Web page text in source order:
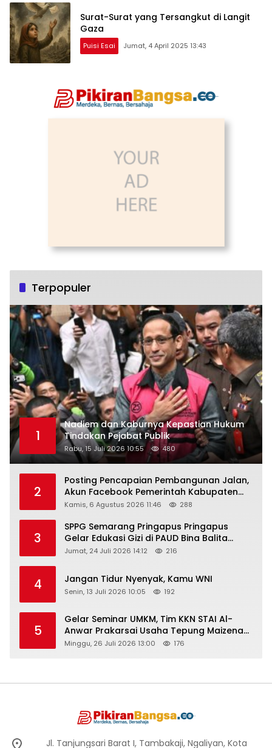
Surat-Surat yang Tersangkut di Langit
Gaza
Puisi Esai Jumat, 4 April 2025 13:43
Terpopuler
1
Nadiem dan Kaburnya Kepastian Hukum
Tindakan Pejabat Publik
Rabu, 15 Juli 2026 10:55 480
2
Posting Pencapaian Pembangunan Jalan,
Akun Facebook Pemerintah Kabupaten
Rembang “Dirujak” Warganet
Kamis, 6 Agustus 2026 11:46 288
3
SPPG Semarang Pringapus Pringapus
Gelar Edukasi Gizi di PAUD Bina Balita
Peringati Hari Anak Nasional 2026
Jumat, 24 Juli 2026 14:12 216
4 Jangan Tidur Nyenyak, Kamu WNI
Senin, 13 Juli 2026 10:05 192
5
Gelar Seminar UMKM, Tim KKN STAI Al-
Anwar Prakarsai Usaha Tepung Maizena
di Logung
Minggu, 26 Juli 2026 13:00 176
Jl. Tanjungsari Barat I, Tambakaji, Ngaliyan, Kota